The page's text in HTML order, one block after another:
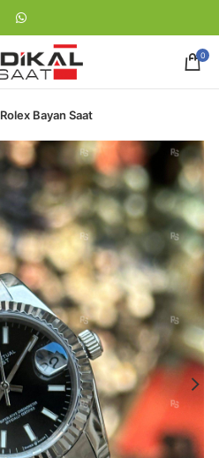
0
Rolex Bayan Saat